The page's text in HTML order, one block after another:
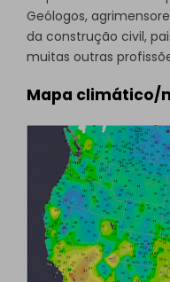
Geólogos,
da construção civil,
muitas outras
Mapa climático/